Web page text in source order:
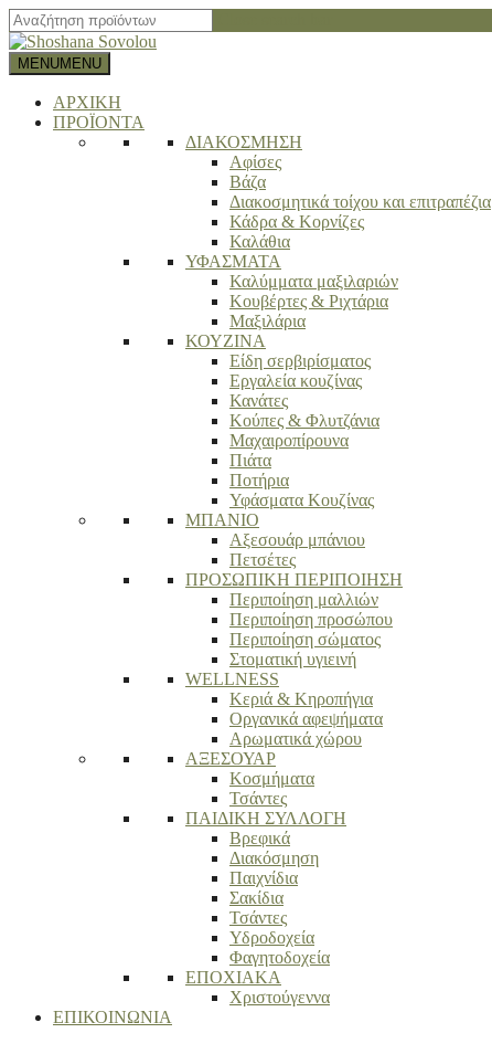
MENUMENU
ΑΡΧΙΚΗ
ΠΡΟΪΟΝΤΑ
ΔΙΑΚΟΣΜΗΣΗ
Αφίσες
Βάζα
Διακοσμητικά τοίχου και επιτραπέζια
Κάδρα & Κορνίζες
Καλάθια
ΥΦΑΣΜΑΤΑ
Καλύμματα μαξιλαριών
Κουβέρτες & Ριχτάρια
Μαξιλάρια
ΚΟΥΖΙΝΑ
Είδη σερβιρίσματος
Εργαλεία κουζίνας
Κανάτες
Κούπες & Φλυτζάνια
Μαχαιροπίρουνα
Πιάτα
Ποτήρια
Υφάσματα Κουζίνας
ΜΠΑΝΙΟ
Αξεσουάρ μπάνιου
Πετσέτες
ΠΡΟΣΩΠΙΚΗ ΠΕΡΙΠΟΙΗΣΗ
Περιποίηση μαλλιών
Περιποίηση προσώπου
Περιποίηση σώματος
Στοματική υγιεινή
WELLNESS
Κεριά & Κηροπήγια
Οργανικά αφεψήματα
Αρωματικά χώρου
ΑΞΕΣΟΥΑΡ
Κοσμήματα
Τσάντες
ΠΑΙΔΙΚΗ ΣΥΛΛΟΓΗ
Βρεφικά
Διακόσμηση
Παιχνίδια
Σακίδια
Τσάντες
Υδροδοχεία
Φαγητοδοχεία
ΕΠΟΧΙΑΚΑ
Χριστούγεννα
ΕΠΙΚΟΙΝΩΝΙΑ